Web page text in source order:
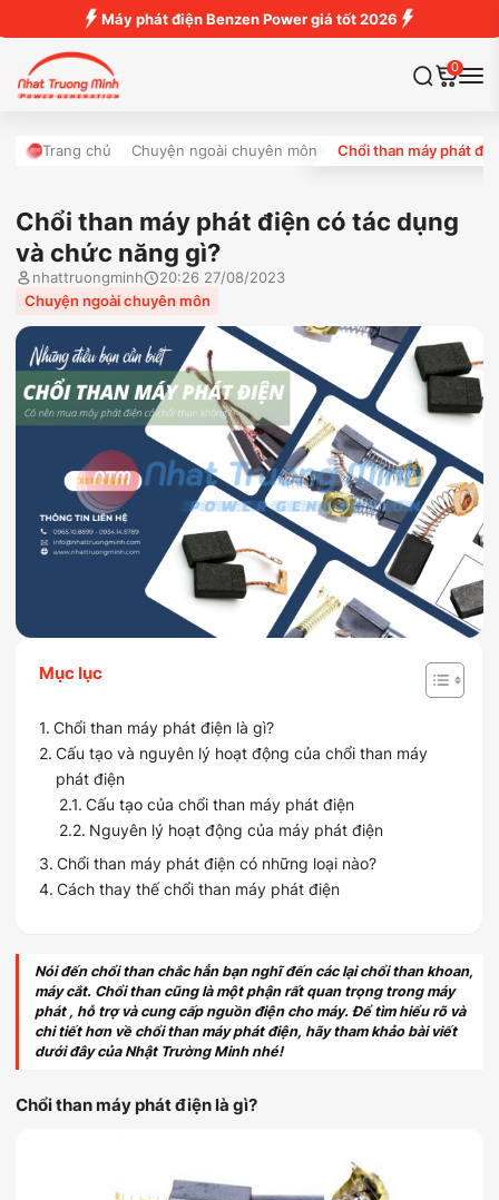
Máy phát điện Benzen Power giá tốt 2026
0
Trang chủ Chuyện ngoài chuyên môn Chổi than máy phát
Chổi than máy phát điện có tác dụng
và chức năng gì?
nhattruongminh
20:26 27/08/2023
Chuyện ngoài chuyên môn
Mục lục
Chổi than máy phát điện là gì?
Cấu tạo và nguyên lý hoạt động của chổi than máy
phát điện
Cấu tạo của chổi than máy phát điện
Nguyên lý hoạt động của máy phát điện
Chổi than máy phát điện có những loại nào?
Cách thay thế chổi than máy phát điện
Nói đến chổi than chắc hẳn bạn nghĩ đến các lại chổi than khoan,
máy cắt. Chổi than cũng là một phận rất quan trọng trong máy
phát , hỗ trợ và cung cấp nguồn điện cho máy. Để tìm hiểu rõ và
chi tiết hơn về chổi than máy phát điện, hãy tham khảo bài viết
dưới đây của Nhật Trường Minh nhé!
Chổi than máy phát điện là gì?